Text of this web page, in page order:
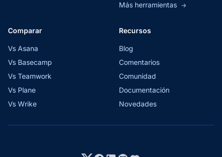
Más herramientas →
Comparar
Vs Asana
Vs Basecamp
Vs Teamwork
Vs Plane
Vs Wrike
Recursos
Blog
Comentarios
Comunidad
Documentación
Novedades